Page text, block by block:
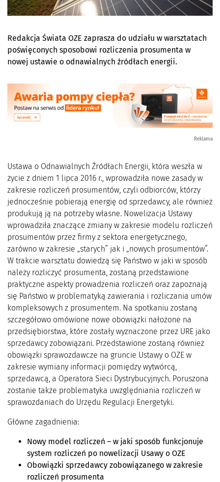
Redakcja Świata OZE zaprasza do udziału w warsztatach
poświęconych sposobowi rozliczenia prosumenta w
nowej ustawie o odnawialnych źródłach energii.
Reklama
Ustawa o Odnawialnych Źródłach Energii, która weszła w
życie z dniem 1 lipca 2016 r., wprowadziła nowe zasady w
zakresie rozliczeń prosumentów, czyli odbiorców, którzy
jednocześnie pobierają energię od sprzedawcy, ale również
produkują ją na potrzeby własne. Nowelizacja Ustawy
wprowadziła znaczące zmiany w zakresie modelu rozliczeń
prosumentów przez firmy z sektora energetycznego,
zarówno w zakresie „starych” jak i „nowych prosumentów”.
W trakcie warsztatu dowiedzą się Państwo w jaki w sposób
należy rozliczyć prosumenta, zostaną przedstawione
praktyczne aspekty prowadzenia rozliczeń oraz zapoznają
się Państwo w problematyką zawierania i rozliczania umów
kompleksowych z prosumentem. Na spotkaniu zostaną
szczegółowo omówione nowe obowiązki nałożone na
przedsiębiorstwa, które zostały wyznaczone przez URE jako
sprzedawcy zobowiązani. Przedstawione zostaną również
obowiązki sprawozdawcze na gruncie Ustawy o OZE w
zakresie wymiany informacji pomiędzy wytwórcą,
sprzedawcą, a Operatora Sieci Dystrybucyjnych. Poruszona
zostanie także problematyka uwzględniania rozliczeń w
sprawozdaniach do Urzędu Regulacji Energetyki.
Główne zagadnienia:
Nowy model rozliczeń – w jaki sposób funkcjonuje
system rozliczeń po nowelizacji Usawy o OZE
Obowiązki sprzedawcy zobowiązanego w zakresie
rozliczeń prosumenta